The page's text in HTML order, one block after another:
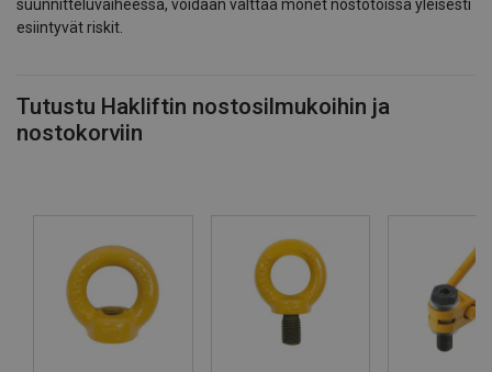
suunnitteluvaiheessa, voidaan välttää monet nostotöissä yleisesti
esiintyvät riskit.
Tutustu Hakliftin nostosilmukoihin ja
nostokorviin